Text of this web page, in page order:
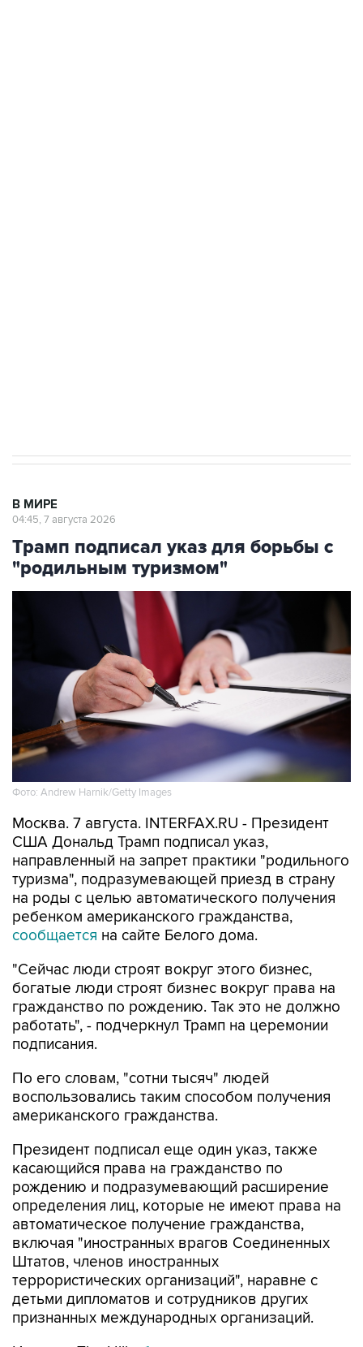
В МИРЕ
04:45, 7 августа 2026
Трамп подписал указ для борьбы с
"родильным туризмом"
Фото: Andrew Harnik/Getty Images
Москва. 7 августа. INTERFAX.RU - Президент
США Дональд Трамп подписал указ,
направленный на запрет практики "родильного
туризма", подразумевающей приезд в страну
на роды с целью автоматического получения
ребенком американского гражданства,
сообщается на сайте Белого дома.
"Сейчас люди строят вокруг этого бизнес,
богатые люди строят бизнес вокруг права на
гражданство по рождению. Так это не должно
работать", - подчеркнул Трамп на церемонии
подписания.
По его словам, "сотни тысяч" людей
воспользовались таким способом получения
американского гражданства.
Президент подписал еще один указ, также
касающийся права на гражданство по
рождению и подразумевающий расширение
определения лиц, которые не имеют права на
автоматическое получение гражданства,
включая "иностранных врагов Соединенных
Штатов, членов иностранных
террористических организаций", наравне с
детьми дипломатов и сотрудников других
признанных международных организаций.